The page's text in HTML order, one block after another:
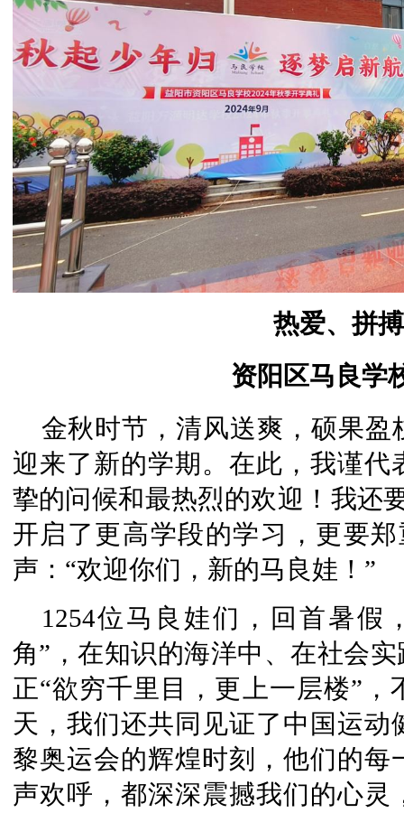
热爱、拼
资阳区马良学
金秋时节，清风送爽，硕果
迎来了新的学期。在此，我谨
挚的问候和最热烈的欢迎！我还
开启了更高学段的学习，更要
声：“欢迎你们，新的马良娃！”
1254位马良娃们，回首暑假
角”，在知识的海洋中、在社会
正“欲穷千里目，更上一层楼”
天，我们还共同见证了中国运动
黎奥运会的辉煌时刻，他们的
声欢呼，都深深震撼我们的心